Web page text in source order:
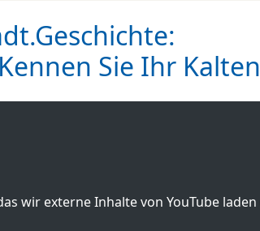
Sie Ihr
wir externe Inhalte von YouTube